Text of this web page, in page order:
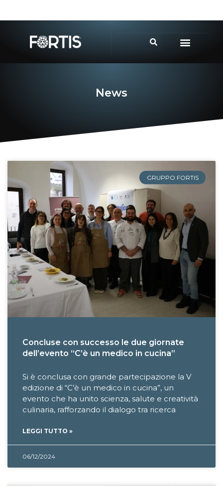
News
GRUPPO FORTIS
Concluse con successo le due giornate
dell’evento “C’è un medico in cucina”
Si è conclusa con grande partecipazione la V
edizione di “C’è un medico in cucina”, un
evento che ha unito scienza, salute e creatività
culinaria, rafforzando il dialogo tra ricerca
LEGGI TUTTO »
06/12/2024